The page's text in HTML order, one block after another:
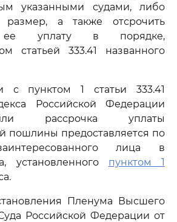
указанными судами, либо
а также отсрочить
ее уплату в порядке,
статьей 333.41 названного
с пунктом 1 статьи 333.41
Российской Федерации
рассрочка уплаты
пошлины предоставляется по
лица в
установленного пунктом 1
Пленума Высшего
Российской Федерации от